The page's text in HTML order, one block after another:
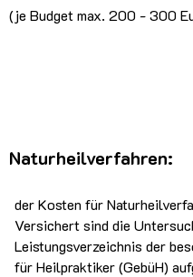
(je Budget max. 200 - 300
Naturheilverfahren:
der Kosten für
Versichert sind die
Leistungsverzeichnis der
für Heilpraktiker (GebüH)